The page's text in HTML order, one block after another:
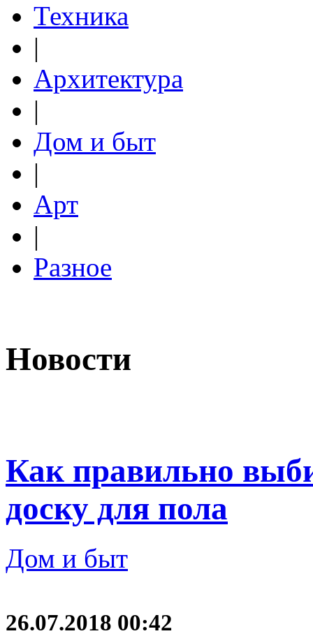
Техника
|
Архитектура
|
Дом и быт
|
Арт
|
Разное
Новости
Как правильно
доску для пола
Дом и быт
26.07.2018 00:42